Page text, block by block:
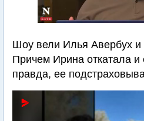
Шоу вели Илья Авербух
Причем Ирина откатала и
правда, ее